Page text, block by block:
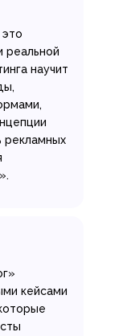
реальной
научит
рекламных
кейсами